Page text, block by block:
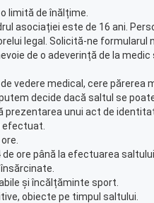
limită de înălțime.
asociației este de 16 ani.
legal. Solicită-ne formularul
de o adeverință de la
vedere medical, cere părerea
decide dacă saltul se
unui act de
efectuat.
ore până la efectuarea saltului.
și încălțăminte sport.
obiecte pe timpul saltului.